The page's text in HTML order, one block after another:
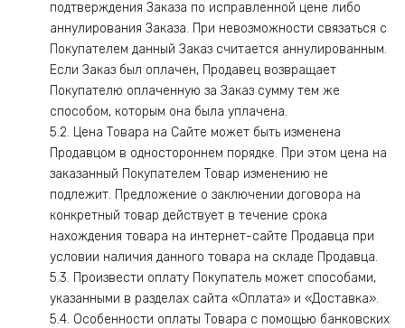
подтверждения Заказа по исправленной цене либо
аннулирования Заказа. При невозможности связаться с
Покупателем данный Заказ считается аннулированным.
Если Заказ был оплачен, Продавец возвращает
Покупателю оплаченную за Заказ сумму тем же
способом, которым она была уплачена.
5.2. Цена Товара на Сайте может быть изменена
Продавцом в одностороннем порядке. При этом цена на
заказанный Покупателем Товар изменению не
подлежит. Предложение о заключении договора на
конкретный товар действует в течение срока
нахождения товара на интернет-сайте Продавца при
условии наличия данного товара на складе Продавца.
5.3. Произвести оплату Покупатель может способами,
указанными в разделах сайта «Оплата» и «Доставка».
5.4. Особенности оплаты Товара с помощью банковских